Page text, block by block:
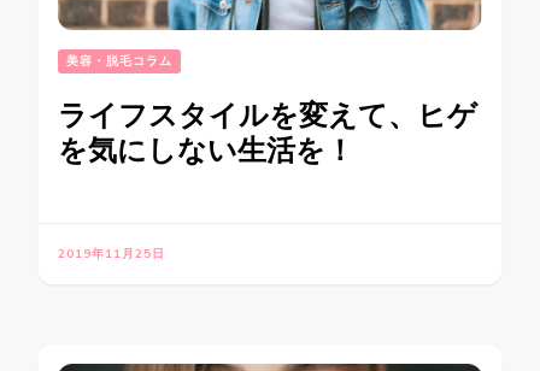
美容・脱毛コラム
ライフスタイルを変えて、ヒゲ
を気にしない生活を！
2019年11月25日